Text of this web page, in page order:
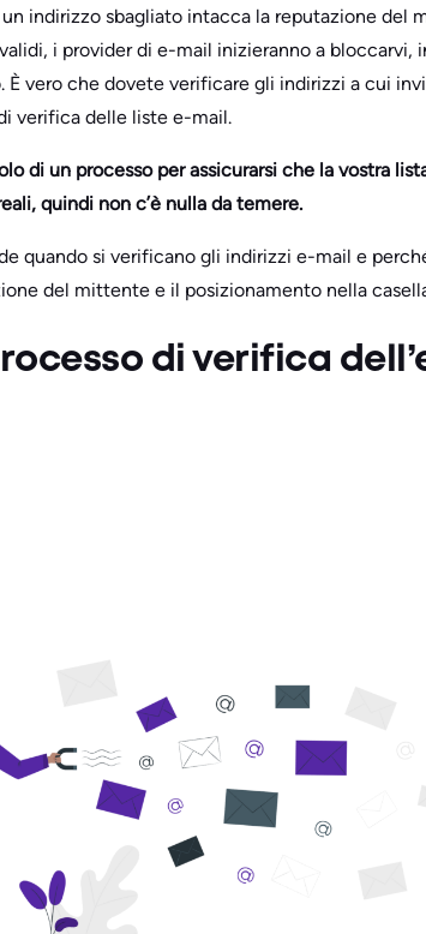
indirizzo sbagliato intacca la reputazione del
i provider di e-mail inizieranno a
È vero che dovete verificare gli indirizzi a cui
verifica delle liste e-mail.
di un processo per assicurarsi che la vostra
quindi non c’è nulla da temere.
quando si verificano gli indirizzi e-mail e
del mittente e il posizionamento nella
di verifica